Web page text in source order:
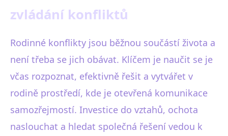
zvládání konfliktů
Rodinné konflikty jsou běžnou součástí života a
není třeba se jich obávat. Klíčem je naučit se je
včas rozpoznat, efektivně řešit a vytvářet v
rodině prostředí, kde je otevřená komunikace
samozřejmostí. Investice do vztahů, ochota
naslouchat a hledat společná řešení vedou k